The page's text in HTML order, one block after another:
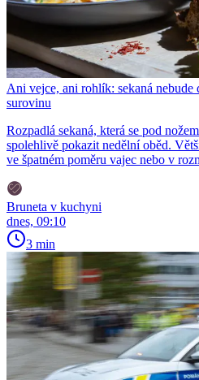
Ani vejce, ani rohlík: sekaná nebude
surovinu
Rozpadlá sekaná, která se pod
spolehlivě pokazit nedělní oběd.
ve špatném poměru vajec nebo v
Bruneta v kuchyni
dnes, 09:10
3 min